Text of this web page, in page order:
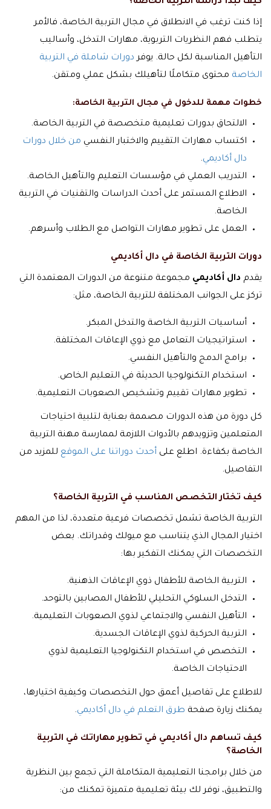
إذا كنت ترغب في الانطلاق في مجال التربية الخاصة، فالأمر
يتطلب فهم النظريات التربوية، مهارات التدخل، وأساليب
التأهيل المناسبة لكل حالة. يوفر دورات شاملة في التربية
الخاصة محتوى متكاملًا لتأهيلك بشكل عملي ومتقن.
خطوات مهمة للدخول في مجال التربية الخاصة:
الالتحاق بدورات تعليمية متخصصة في التربية الخاصة.
اكتساب مهارات التقييم والاختبار النفسي من خلال دورات
دال أكاديمي.
التدريب العملي في مؤسسات التعليم والتأهيل الخاصة.
الاطلاع المستمر على أحدث الدراسات والتقنيات في التربية
الخاصة.
العمل على تطوير مهارات التواصل مع الطلاب وأسرهم.
دورات التربية الخاصة في دال أكاديمي
يقدم دال أكاديمي مجموعة متنوعة من الدورات المعتمدة التي
تركز على الجوانب المختلفة للتربية الخاصة، مثل:
أساسيات التربية الخاصة والتدخل المبكر.
استراتيجيات التعامل مع ذوي الإعاقات المختلفة.
برامج الدمج والتأهيل النفسي.
استخدام التكنولوجيا الحديثة في التعليم الخاص.
تطوير مهارات تقييم وتشخيص الصعوبات التعليمية.
كل دورة من هذه الدورات مصممة بعناية لتلبية احتياجات
المتعلمين وتزويدهم بالأدوات اللازمة لممارسة مهنة التربية
الخاصة بكفاءة. اطلع على أحدث دوراتنا على الموقع للمزيد من
التفاصيل.
كيف تختار التخصص المناسب في التربية الخاصة؟
التربية الخاصة تشمل تخصصات فرعية متعددة، لذا من المهم
اختيار المجال الذي يتناسب مع ميولك وقدراتك. بعض
التخصصات التي يمكنك التفكير بها:
التربية الخاصة للأطفال ذوي الإعاقات الذهنية.
التدخل السلوكي التحليلي للأطفال المصابين بالتوحد.
التأهيل النفسي والاجتماعي لذوي الصعوبات التعليمية.
التربية الحركية لذوي الإعاقات الجسدية.
التخصص في استخدام التكنولوجيا التعليمية لذوي
الاحتياجات الخاصة.
للاطلاع على تفاصيل أعمق حول التخصصات وكيفية اختيارها،
يمكنك زيارة صفحة طرق التعلم في دال أكاديمي.
كيف تساهم دال أكاديمي في تطوير مهاراتك في التربية
الخاصة؟
من خلال برامجنا التعليمية المتكاملة التي تجمع بين النظرية
والتطبيق، نوفر لك بيئة تعليمية متميزة تمكنك من: